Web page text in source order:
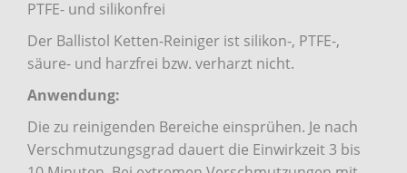
PTFE- und silikonfrei
Der Ballistol Ketten-Reiniger ist silikon-, PTFE-,
säure- und harzfrei bzw. verharzt nicht.
Anwendung:
Die zu reinigenden Bereiche einsprühen. Je nach
Verschmutzungsgrad dauert die Einwirkzeit 3 bis